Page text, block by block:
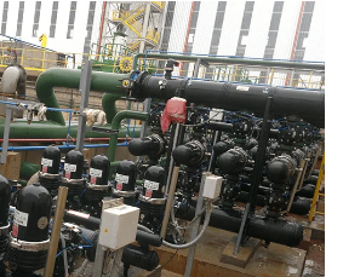
English
English
& LATAM
Spanish
Russia